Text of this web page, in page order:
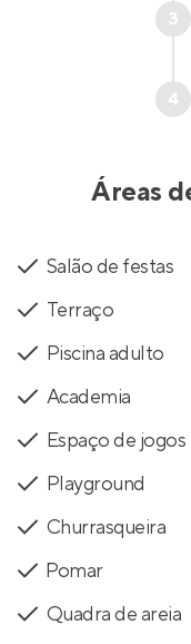
3
4
Áreas
Salão de festas
Terraço
Piscina adulto
Academia
Espaço de jogos
Playground
Churrasqueira
´Pomar
Quadra de areia